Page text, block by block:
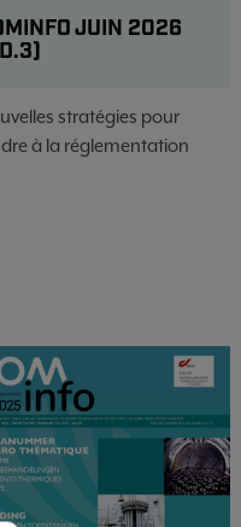
JUIN 2026
stratégies pour
à la réglementation